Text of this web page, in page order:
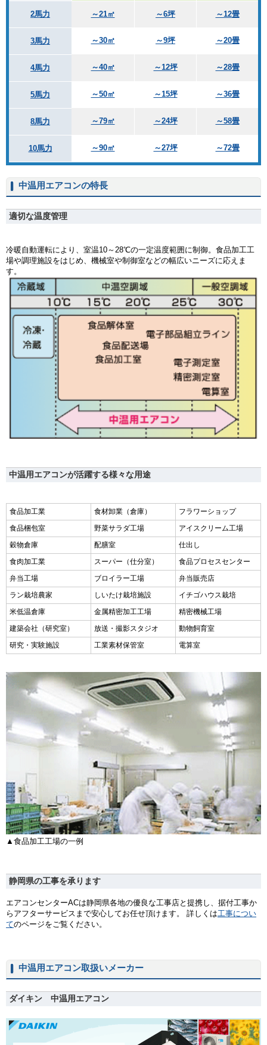
2馬力 ～21㎡ ～6坪 ～12畳
3馬力 ～30㎡ ～9坪 ～20畳
4馬力 ～40㎡ ～12坪 ～28畳
5馬力 ～50㎡ ～15坪 ～36畳
8馬力 ～79㎡ ～24坪 ～58畳
10馬力 ～90㎡ ～27坪 ～72畳
中温用エアコンの特長
適切な温度管理
冷暖自動運転により、室温10～28℃の一定温度範囲に制御。食品加工工
場や調理施設をはじめ、機械室や制御室などの幅広いニーズに応えま
す。
中温用エアコンが活躍する様々な用途
食品加工業 食材卸業（倉庫）
フラワーショップ
食品梱包室
野菜サラダ工場
アイスクリーム工場
穀物倉庫
配膳室
仕出し
食肉加工業
スーパー（仕分室）
食品プロセスセンター
弁当工場
ブロイラー工場
弁当販売店
ラン栽培農家
しいたけ栽培施設
イチゴハウス栽培
米低温倉庫
金属精密加工工場
精密機械工場
建築会社（研究室）
放送・撮影スタジオ
動物飼育室
研究・実験施設
工業素材保管室 電算室
▲食品加工工場の一例
静岡県の工事を承ります
エアコンセンターACは静岡県各地の優良な工事店と提携し、据付工事か
らアフターサービスまで安心してお任せ頂けます。 詳しくは工事につい
てのページをご覧ください。
中温用エアコン取扱いメーカー
ダイキン 中温用エアコン